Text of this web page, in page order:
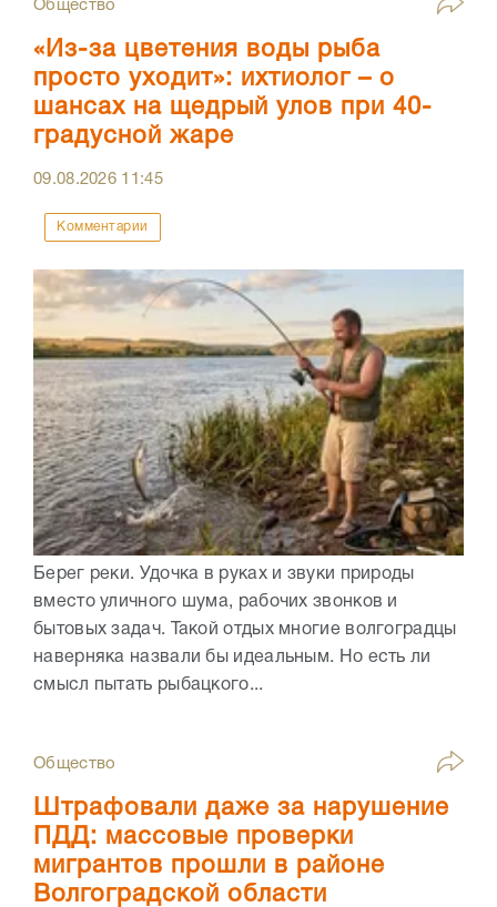
Общество
«Из-за цветения воды рыба
просто уходит»: ихтиолог – о
шансах на щедрый улов при 40-
градусной жаре
09.08.2026 11:45
Комментарии
Берег реки. Удочка в руках и звуки природы
вместо уличного шума, рабочих звонков и
бытовых задач. Такой отдых многие волгоградцы
наверняка назвали бы идеальным. Но есть ли
смысл пытать рыбацкого...
Общество
Штрафовали даже за нарушение
ПДД: массовые проверки
мигрантов прошли в районе
Волгоградской области